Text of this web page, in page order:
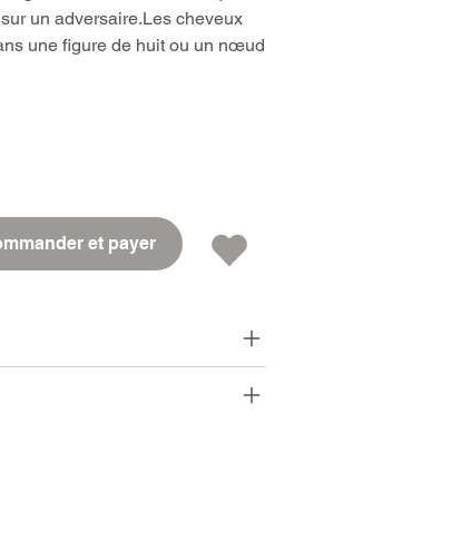
un adversaire.Les cheveux
une figure de huit ou un nœud
et payer